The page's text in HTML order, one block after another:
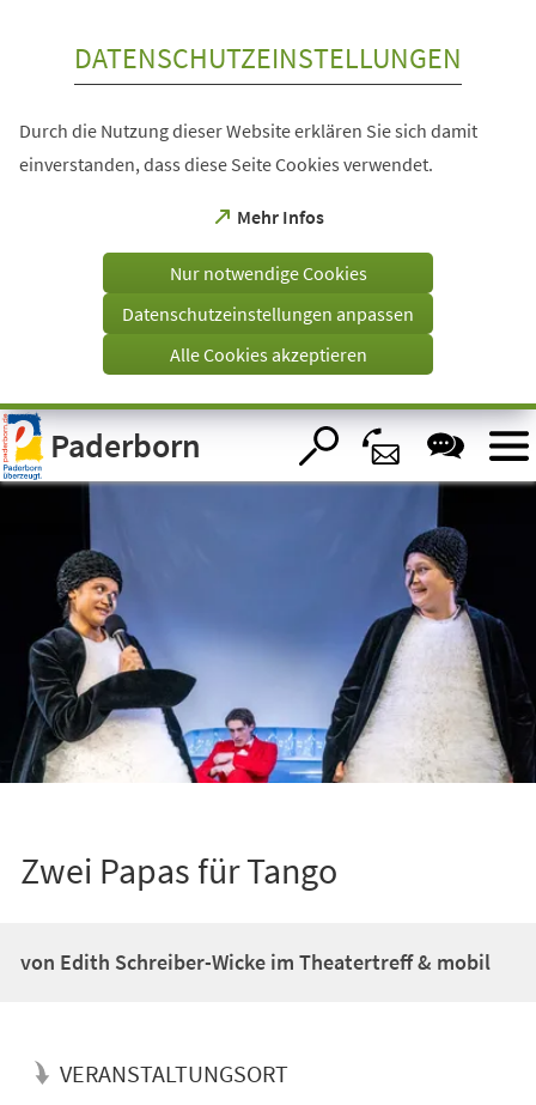
Visuelle
Assistenzsoftware
öffnen.
DATENSCHUTZEINSTELLUNGEN
Durch die Nutzung dieser Website erklären Sie sich damit
einverstanden, dass diese Seite Cookies verwendet.
Mehr Infos
(Öffnet
einem
Tab)
Nur notwendige Cookies
Datenschutzeinstellungen anpassen
Alle Cookies akzeptieren
Paderborn
Zwei Papas für Tango
von Edith Schreiber-Wicke im Theatertreff & mobil
VERANSTALTUNGSORT